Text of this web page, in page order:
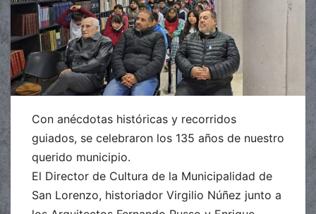
Con anécdotas históricas y recorridos
guiados, se celebraron los 135 años de nuestro
querido municipio.
El Director de Cultura de la Municipalidad de
San Lorenzo, historiador Virgilio Núñez junto a